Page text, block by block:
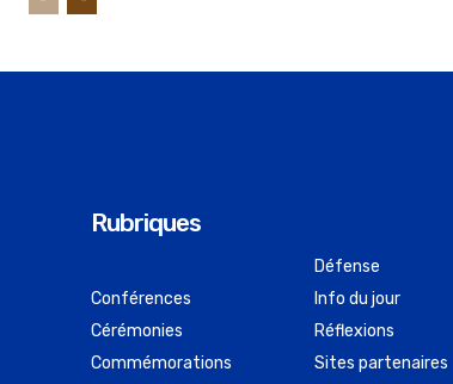
Rubriques
Conférences
Cérémonies
Commémorations
Défense
Info du jour
Réflexions
Sites partenaires